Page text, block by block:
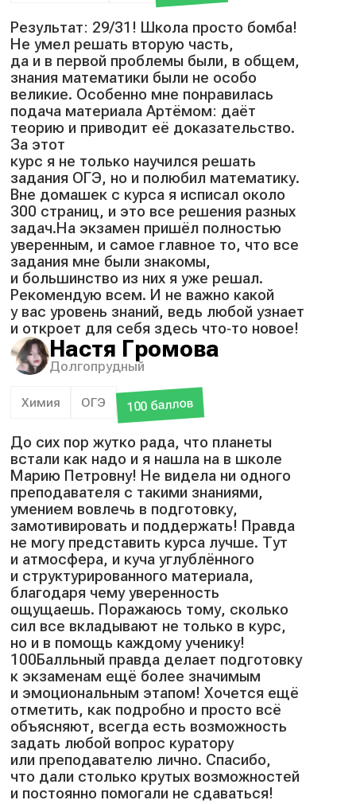
Результат: 29/31! Школа просто бомба!
Не умел решать вторую часть,
да и в первой проблемы были, в общем,
знания математики были не особо
великие. Особенно мне понравилась
подача материала Артёмом: даёт
теорию и приводит её доказательство.
За этот
курс я не только научился решать
задания ОГЭ, но и полюбил математику.
Вне домашек с курса я исписал около
300 страниц, и это все решения разных
задач.На экзамен пришёл полностью
уверенным, и самое главное то, что все
задания мне были знакомы,
и большинство из них я уже решал.
Рекомендую всем. И не важно какой
у вас уровень знаний, ведь любой узнает
и откроет для себя здесь что‑то новое!
Настя Громова
Долгопрудный
Химия ОГЭ 100 баллов
До сих пор жутко рада, что планеты
встали как надо и я нашла на в школе
Марию Петровну! Не видела ни одного
преподавателя с такими знаниями,
умением вовлечь в подготовку,
замотивировать и поддержать! Правда
не могу представить курса лучше. Тут
и атмосфера, и куча углублённого
и структурированного материала,
благодаря чему уверенность
ощущаешь. Поражаюсь тому, сколько
сил все вкладывают не только в курс,
но и в помощь каждому ученику!
100Балльный правда делает подготовку
к экзаменам ещё более значимым
и эмоциональным этапом! Хочется ещё
отметить, как подробно и просто всё
объясняют, всегда есть возможность
задать любой вопрос куратору
или преподавателю лично. Спасибо,
что дали столько крутых возможностей
и постоянно помогали не сдаваться!